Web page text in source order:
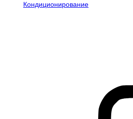
Кондиционирование